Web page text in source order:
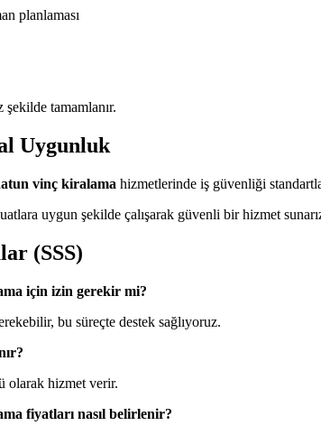
planlaması
tamamlanır.
Uygunluk
vinç kiralama hizmetlerinde iş güvenliği
uygun şekilde çalışarak güvenli bir hizmet
(SSS)
için izin gerekir mi?
bu süreçte destek sağlıyoruz.
olarak hizmet verir.
fiyatları nasıl belirlenir?